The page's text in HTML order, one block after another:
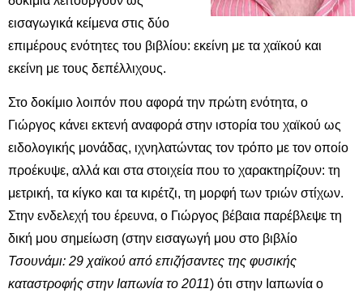
εισαγωγικά κείμενα στις δύο
επιμέρους ενότητες του βιβλίου: εκείνη με τα χαϊκού και
εκείνη με τους δεπέλλιχους.
Στο δοκίμιο λοιπόν που αφορά την πρώτη ενότητα, ο
Γιώργος κάνει εκτενή αναφορά στην ιστορία του χαϊκού ως
ειδολογικής μονάδας, ιχνηλατώντας τον τρόπο με τον οποίο
προέκυψε, αλλά και στα στοιχεία που το χαρακτηρίζουν: τη
μετρική, τα κίγκο και τα κιρέτζι, τη μορφή των τριών στίχων.
Στην ενδελεχή του έρευνα, ο Γιώργος βέβαια παρέβλεψε τη
δική μου σημείωση (στην εισαγωγή μου στο βιβλίο
Τσουνάμι: 29 χαϊκού από επιζήσαντες της φυσικής
καταστροφής στην Ιαπωνία το 2011) ότι στην Ιαπωνία ο